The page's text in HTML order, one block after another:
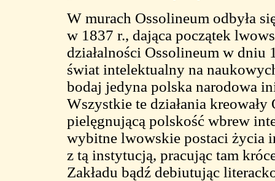
W murach Ossolineum odbyła
w 1837 r., dająca początek
działalności Ossolineum w dniu
świat intelektualny na
bodaj jedyna polska narodowa
Wszystkie te działania
pielęgnującą polskość wbrew
wybitne lwowskie postaci życia
z tą instytucją, pracując tam
Zakładu bądź debiutując